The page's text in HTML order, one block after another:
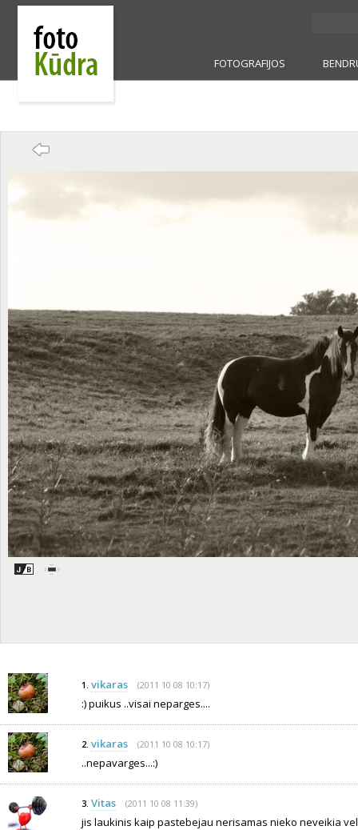
FOTOGRAFIJOS
1. vikaras (2011 10 08 10:17)
:) puikus ..visai neparges....
2. vikaras (2011 10 08 10:17)
..nepavarges...:)
3. Vitas (2011 10 08 11:39)
jis laukinis kaip pastebejau nerisamas nieko neveikia